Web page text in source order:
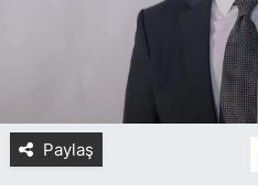
Paylaş
FUAR RAPORU
FESTİVAL HABERLERİ
FESTİVAL TAKVİMİ